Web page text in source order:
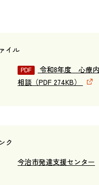
イル
令和8年度 心療
相談（PDF 274KB）
ク
今治市発達支援センター